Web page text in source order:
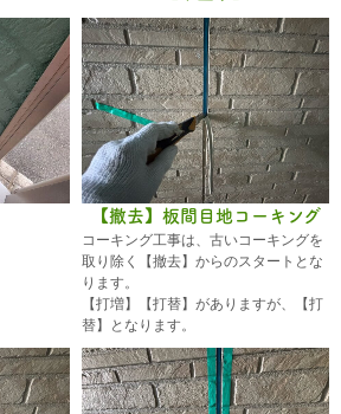
【撤去】板間目地コーキング
コーキング工事は、古いコーキングを
取り除く【撤去】からのスタートとな
ります。
【打増】【打替】がありますが、【打
替】となります。